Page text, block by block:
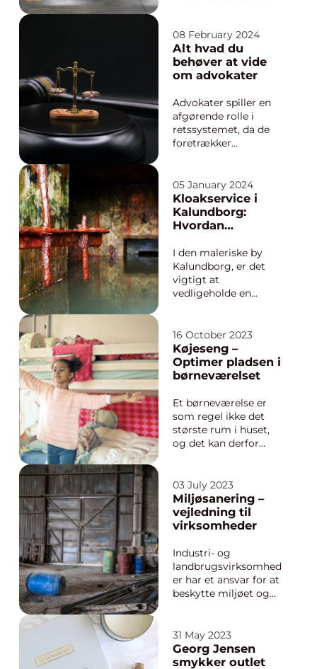
shoppingcentre,
boligkomplekser eller
offentlige
institutioner. At
parkeringspladser
effektivt er afgørende
for at sikre til...
08 February 2024
Alt hvad du
behøver at vide
om advokater
Advokater spiller en
afgørende rolle i
retssystemet, da de
foretrækker
fungerer som både
rådgivere og fortalere
for deres klienter og
har en bred vifte af
herunder kriminel
forsvar, ejendomsret,
famil...
05 January 2024
Kloakservice i
Kalundborg:
Hvordan
hjælp sikrer dit
kloaksystem
I den maleriske by
Kalundborg, er det
vigtigt at
vedligeholde en
mindst når det
kommer til
kloaksystemet. Et
godt fungerende
essentielt for at
opretholde byens
miljømæssige velsta...
16 October 2023
Køjeseng –
Optimer pladsen i
børneværelset
Et børneværelse er
som regel ikke det
største rum i huset,
og det kan derfor
optimalt. En god
løsning til at skabe
ekstra plads og
samtidig skabe glæde
03 July 2023
Miljøsanering –
vejledning til
virksomheder
Industri- og
landbrugsvirksomhed
er har et ansvar for at
beskytte miljøet og
Miljøsanering er en
nødvendig proces i
forbindelse med
31 May 2023
Georg Jensen
smykker outlet